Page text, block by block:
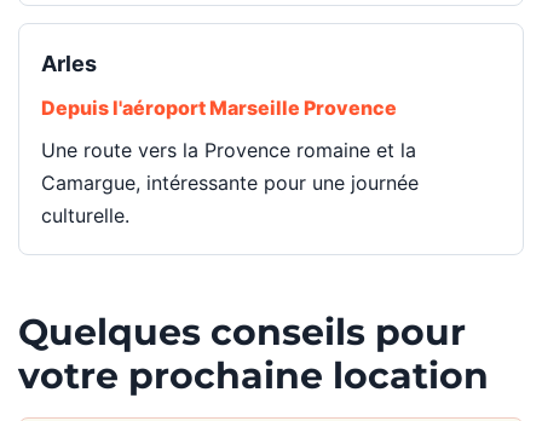
Arles
Depuis l'aéroport Marseille Provence
Une route vers la Provence romaine et la
Camargue, intéressante pour une journée
culturelle.
Quelques conseils pour
votre prochaine location